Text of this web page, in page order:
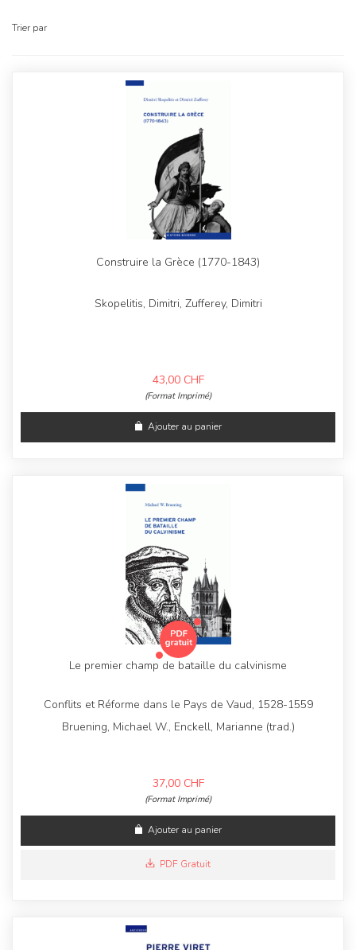
Trier par
Construire la Grèce (1770-1843)
Skopelitis, Dimitri, Zufferey, Dimitri
43,00 CHF
(Format Imprimé)
Ajouter au panier
Le premier champ de bataille du calvinisme
Conflits et Réforme dans le Pays de Vaud, 1528-1559
Bruening, Michael W., Enckell, Marianne (trad.)
37,00 CHF
(Format Imprimé)
Ajouter au panier
PDF Gratuit